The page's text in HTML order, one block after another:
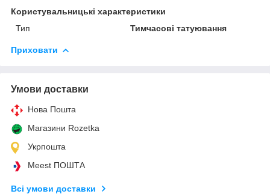
Користувальницькі характеристики
Тип
Тимчасові татуювання
Приховати
Умови доставки
Нова Пошта
Магазини Rozetka
Укрпошта
Meest ПОШТА
Всі умови доставки